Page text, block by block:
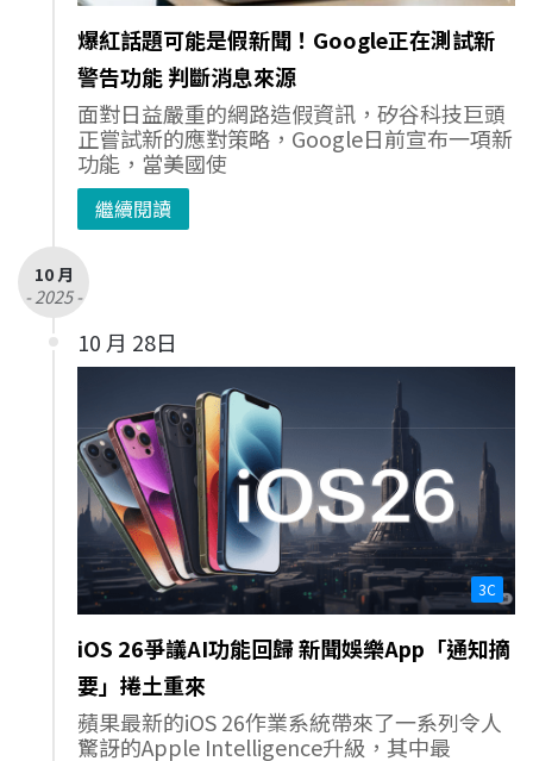
爆紅話題可能是假新聞！Google正在測試新
警告功能 判斷消息來源
面對日益嚴重的網路造假資訊，矽谷科技巨頭
正嘗試新的應對策略，Google日前宣布一項新
功能，當美國使
繼續閱讀
10 月
- 2025 -
10 月 28日
3C
iOS 26爭議AI功能回歸 新聞娛樂App「通知摘
要」捲土重來
蘋果最新的iOS 26作業系統帶來了一系列令人
驚訝的Apple Intelligence升級，其中最